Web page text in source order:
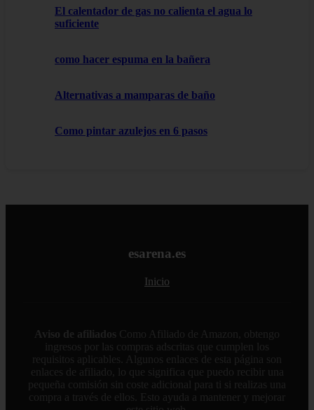
El calentador de gas no calienta el agua lo
suficiente
como hacer espuma en la bañera
Alternativas a mamparas de baño
Como pintar azulejos en 6 pasos
esarena.es
Inicio
Aviso de afiliados Como Afiliado de Amazon, obtengo
ingresos por las compras adscritas que cumplen los
requisitos aplicables. Algunos enlaces de esta página son
enlaces de afiliado, lo que significa que puedo recibir una
pequeña comisión sin coste adicional para ti si realizas una
compra a través de ellos. Esto ayuda a mantener y mejorar